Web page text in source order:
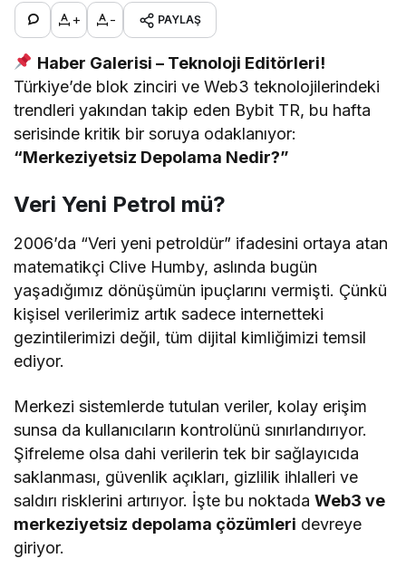
+ - PAYLAŞ
Haber Galerisi – Teknoloji Editörleri!
Türkiye’de blok zinciri ve Web3 teknolojilerindeki
trendleri yakından takip eden Bybit TR, bu hafta
serisinde kritik bir soruya odaklanıyor:
“Merkeziyetsiz Depolama Nedir?”
Veri Yeni Petrol mü?
2006’da “Veri yeni petroldür” ifadesini ortaya atan
matematikçi Clive Humby, aslında bugün
yaşadığımız dönüşümün ipuçlarını vermişti. Çünkü
kişisel verilerimiz artık sadece internetteki
gezintilerimizi değil, tüm dijital kimliğimizi temsil
ediyor.
Merkezi sistemlerde tutulan veriler, kolay erişim
sunsa da kullanıcıların kontrolünü sınırlandırıyor.
Şifreleme olsa dahi verilerin tek bir sağlayıcıda
saklanması, güvenlik açıkları, gizlilik ihlalleri ve
saldırı risklerini artırıyor. İşte bu noktadaWeb3 ve
merkeziyetsiz depolama çözümleri devreye
giriyor.